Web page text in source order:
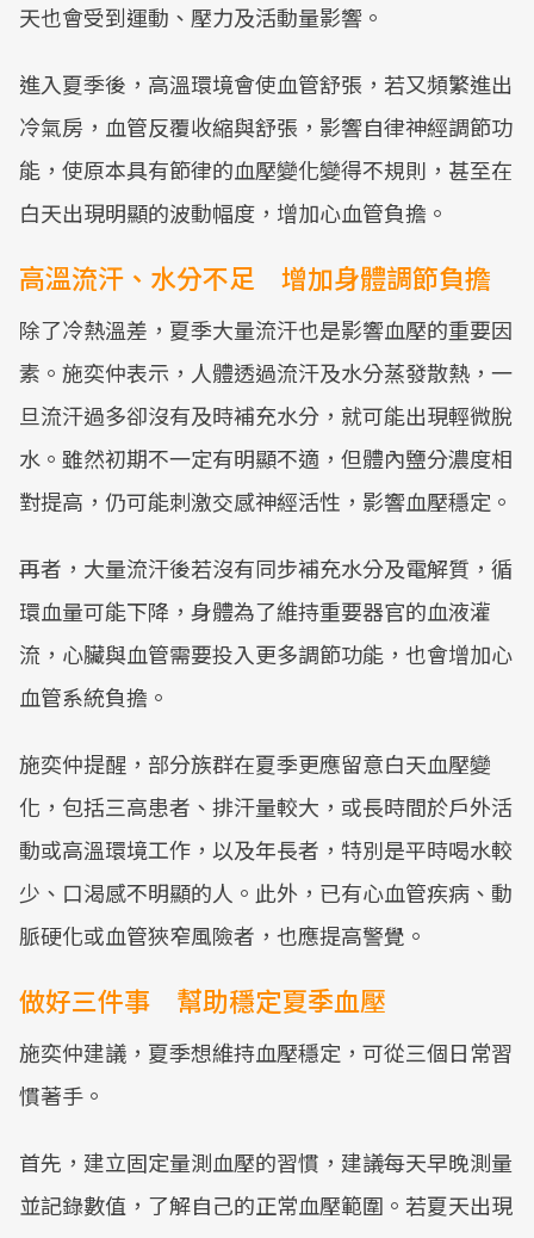
天也會受到運動、壓力及活動量影響。
進入夏季後，高溫環境會使血管舒張，若又頻繁進出
冷氣房，血管反覆收縮與舒張，影響自律神經調節功
能，使原本具有節律的血壓變化變得不規則，甚至在
白天出現明顯的波動幅度，增加心血管負擔。
高溫流汗、水分不足 增加身體調節負擔
除了冷熱溫差，夏季大量流汗也是影響血壓的重要因
素。施奕仲表示，人體透過流汗及水分蒸發散熱，一
旦流汗過多卻沒有及時補充水分，就可能出現輕微脫
水。雖然初期不一定有明顯不適，但體內鹽分濃度相
對提高，仍可能刺激交感神經活性，影響血壓穩定。
再者，大量流汗後若沒有同步補充水分及電解質，循
環血量可能下降，身體為了維持重要器官的血液灌
流，心臟與血管需要投入更多調節功能，也會增加心
血管系統負擔。
施奕仲提醒，部分族群在夏季更應留意白天血壓變
化，包括三高患者、排汗量較大，或長時間於戶外活
動或高溫環境工作，以及年長者，特別是平時喝水較
少、口渴感不明顯的人。此外，已有心血管疾病、動
脈硬化或血管狹窄風險者，也應提高警覺。
做好三件事 幫助穩定夏季血壓
施奕仲建議，夏季想維持血壓穩定，可從三個日常習
慣著手。
首先，建立固定量測血壓的習慣，建議每天早晚測量
並記錄數值，了解自己的正常血壓範圍。若夏天出現